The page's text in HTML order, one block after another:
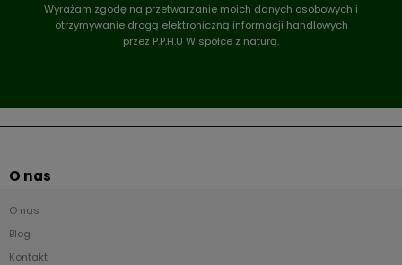
Wyrażam zgodę na przetwarzanie moich danych osobowych i
otrzymywanie drogą elektroniczną informacji handlowych
przez P.P.H.U W spółce z naturą.
O nas
O nas
Blog
Kontakt